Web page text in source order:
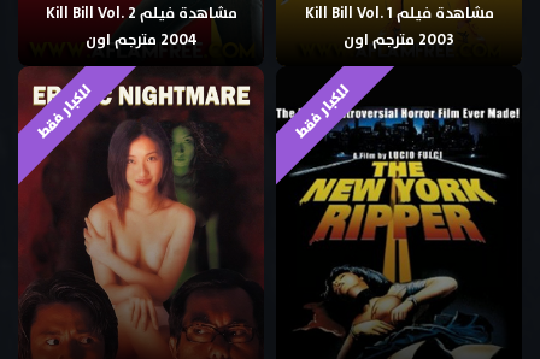
مشاهدة فيلم Kill Bill Vol. 1
2003 مترجم اون
مشاهدة فيلم Kill Bill Vol. 2
2004 مترجم اون
للكبار فقط للكبار فقط